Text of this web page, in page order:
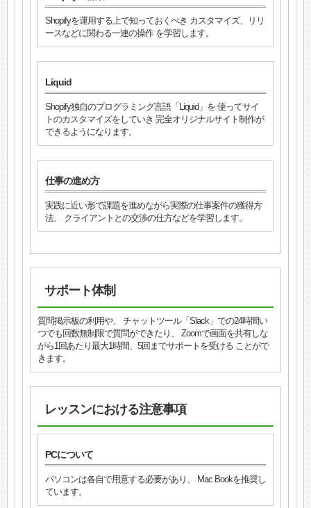
Shopifyを運用する上で知っておくべき カスタマイズ、リリ
ースなどに関わる一連の操作 を学習します。
Liquid
Shopify独自のプログラミング言語「Liquid」を 使ってサイ
トのカスタマイズをしていき 完全オリジナルサイト制作が
できるようになります。
仕事の進め方
実践に近い形で課題を進めながら実際の仕事案件の獲得方
法、 クライアントとの交渉の仕方などを学習します。
サポート体制
質問掲示板の利用や、 チャットツール「Slack」での24時間い
つでも回数無制限で質問ができたり、 Zoomで画面を共有しな
がら1回あたり最大1時間、5回までサポートを受ける ことがで
きます。
レッスンにおける注意事項
PCについて
パソコンは各自で用意する必要があり、 Mac Bookを推奨し
ています。